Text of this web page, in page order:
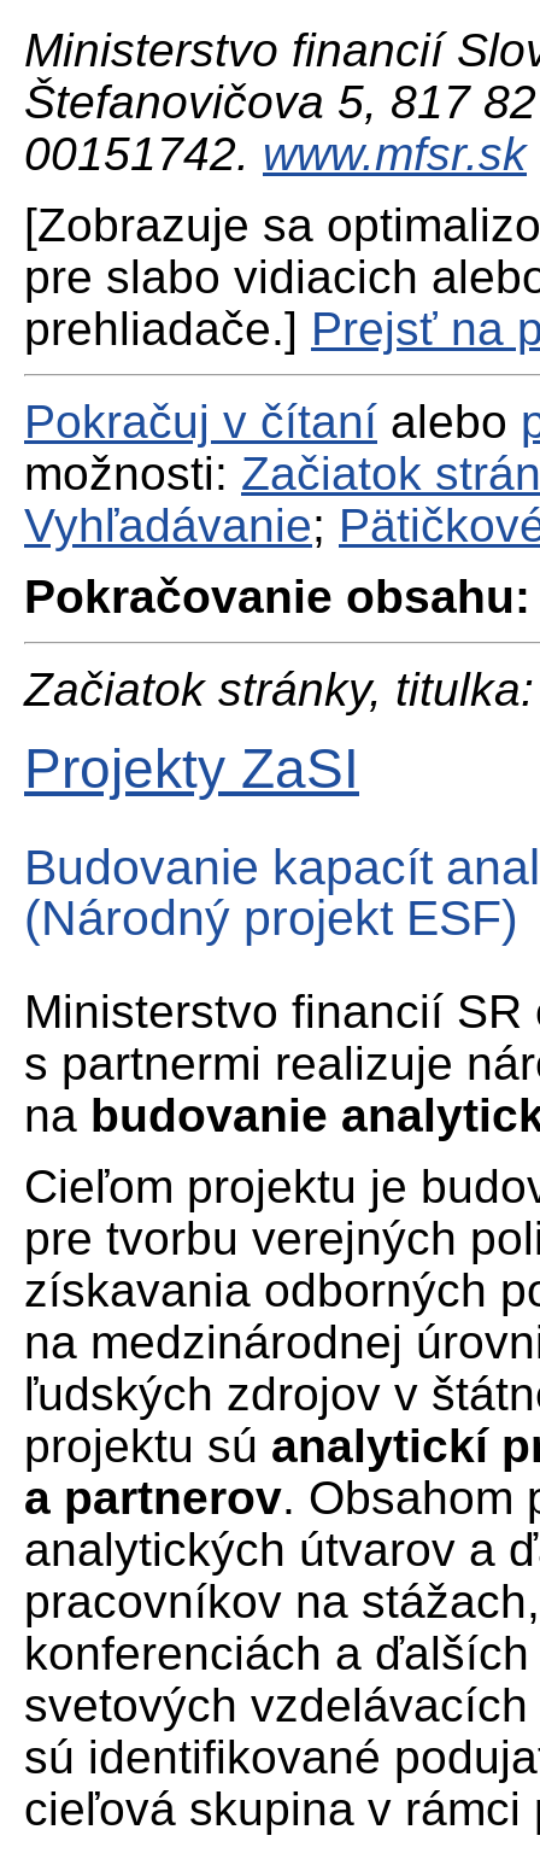
Ministerstvo financií
Štefanovičova 5, 817
00151742. www.mfsr.sk
[Zobrazuje sa
pre slabo vidiacich
prehliadače.] Prejsť na
Pokračuj v čítaní alebo
možnosti: Začiatok
Vyhľadávanie;
Pokračovanie obsahu:
Začiatok stránky, titulka:
Projekty ZaSI
Budovanie kapacít
(Národný projekt ESF)
Ministerstvo financií
s partnermi realizuje
na budovanie
Cieľom projektu je
pre tvorbu verejných
získavania odborných
na medzinárodnej
ľudských zdrojov v
projektu sú analytickí
a partnerov. Obsahom
analytických útvarov a
pracovníkov na
konferenciách a
svetových
sú identifikované
cieľová skupina v